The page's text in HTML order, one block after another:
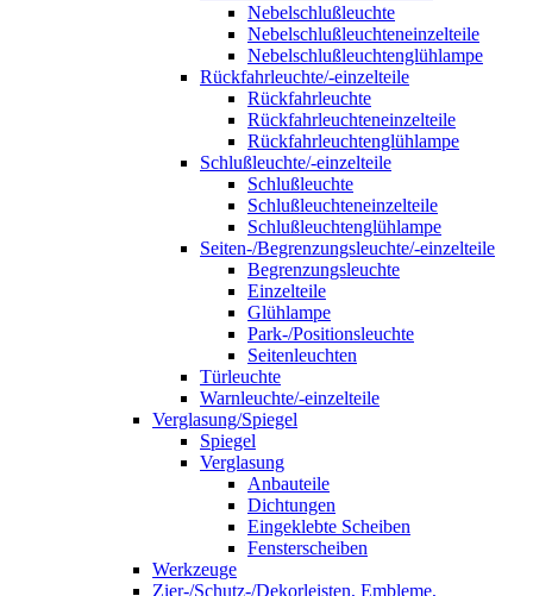
Nebelschlußleuchte
Nebelschlußleuchteneinzelteile
Nebelschlußleuchtenglühlampe
Rückfahrleuchte/-einzelteile
Rückfahrleuchte
Rückfahrleuchteneinzelteile
Rückfahrleuchtenglühlampe
Schlußleuchte/-einzelteile
Schlußleuchte
Schlußleuchteneinzelteile
Schlußleuchtenglühlampe
Seiten-/Begrenzungsleuchte/-einzelteile
Begrenzungsleuchte
Einzelteile
Glühlampe
Park-/Positionsleuchte
Seitenleuchten
Türleuchte
Warnleuchte/-einzelteile
Verglasung/Spiegel
Spiegel
Verglasung
Anbauteile
Dichtungen
Eingeklebte Scheiben
Fensterscheiben
Werkzeuge
Zier-/Schutz-/Dekorleisten, Embleme,